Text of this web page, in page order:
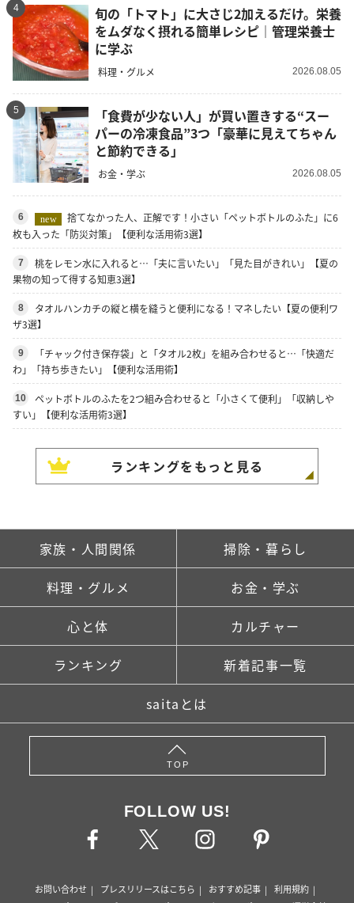
4
旬の「トマト」に大さじ2加えるだけ。栄養
をムダなく摂れる簡単レシピ｜管理栄養士
に学ぶ
料理・グルメ 2026.08.05
5
「食費が少ない人」が買い置きする“スー
パーの冷凍食品”3つ「豪華に見えてちゃん
と節約できる」
お金・学ぶ 2026.08.05
6 new
捨てなかった人、正解です！小さい「ペットボトルのふた」に6
枚も入った「防災対策」【便利な活用術3選】
7
桃をレモン水に入れると…「夫に言いたい」「見た目がきれい」【夏の
果物の知って得する知恵3選】
8
タオルハンカチの縦と横を縫うと便利になる！マネしたい【夏の便利ワ
ザ3選】
9
「チャック付き保存袋」と「タオル2枚」を組み合わせると…「快適だ
わ」「持ち歩きたい」【便利な活用術】
10
ペットボトルのふたを2つ組み合わせると「小さくて便利」「収納しや
すい」【便利な活用術3選】
ランキングをもっと見る
家族・人間関係 掃除・暮らし
料理・グルメ お金・学ぶ
心と体 カルチャー
ランキング 新着記事一覧
saitaとは
TOP
FOLLOW US!
お問い合わせ プレスリリースはこちら おすすめ記事
利用規約